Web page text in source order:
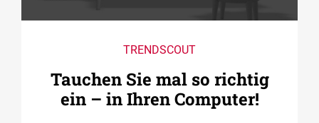
TRENDSCOUT
Tauchen Sie mal so richtig
ein – in Ihren Computer!